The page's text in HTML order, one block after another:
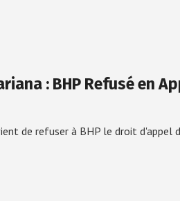
: BHP Refusé en
de refuser à BHP le droit d'appel